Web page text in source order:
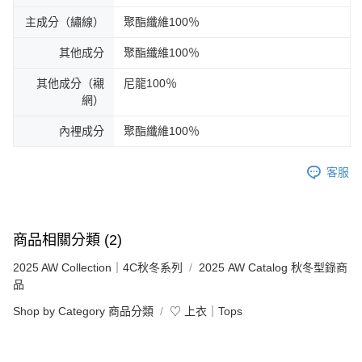
主成分（繡線） 聚酯纖維100％
其他成分 聚酯纖維100％
其他成分（襯
網）
尼龍100％
內裡成分 聚酯纖維100％
客服
商品相關分類 (2)
2025 AW Collection｜4C秋冬系列
2025 AW Catalog 秋冬型錄商
品
Shop by Category 商品分類 ♡ 上衣｜Tops